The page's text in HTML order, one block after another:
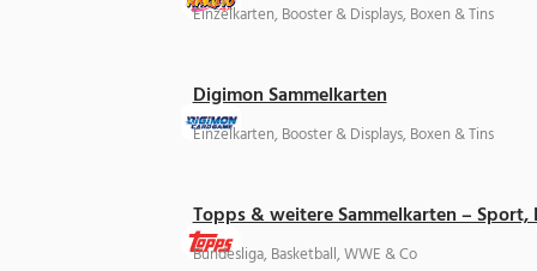
Einzelkarten, Booster & Displays, Boxen & Tins
Digimon Sammelkarten
Einzelkarten, Booster & Displays, Boxen & Tins
Topps & weitere Sammelkarten –
Bundesliga, Basketball, WWE & Co